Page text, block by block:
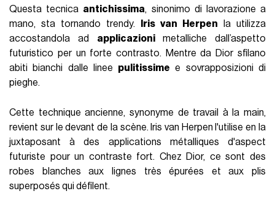
Questa tecnica antichissima, sinonimo di lavorazione a
mano, sta tornando trendy.
Iris van Herpen la utilizza
accostandola ad applicazionimetalliche dall’aspetto
futuristico per un forte contrasto. Mentre da Dior sfilano
abiti bianchi dalle linee pulitissime e sovrapposizioni di
pieghe.
Cette technique ancienne, synonyme de travail à la main,
revient sur le devant de la scène. Iris van Herpen l'utilise en la
juxtaposant à des applications métalliques d'aspect
futuriste pour un contraste fort. Chez Dior, ce sont des
robes blanches aux lignes très épurées et aux plis
superposés qui défilent.